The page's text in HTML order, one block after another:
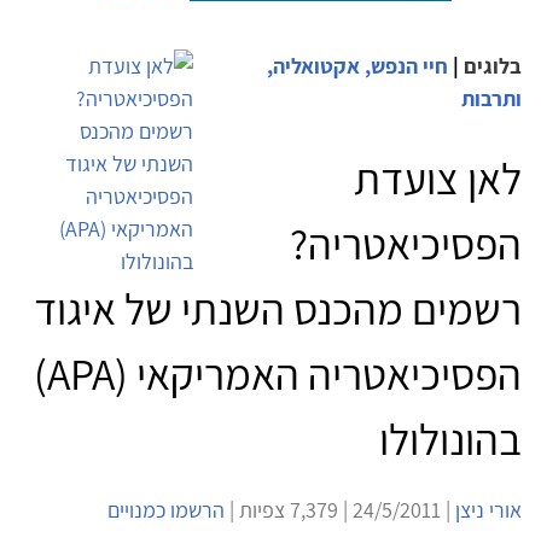
בלוגים | חיי הנפש, אקטואליה,
ותרבות
לאן צועדת
הפסיכיאטריה?
רשמים מהכנס השנתי של איגוד
הפסיכיאטריה האמריקאי (APA)
בהונולולו
אורי ניצן | 24/5/2011 | 7,379 צפיות |
הרשמו כמנויים